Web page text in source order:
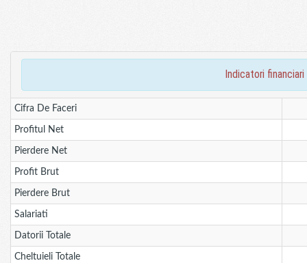
indicatori financiari
Cifra De Faceri
Profitul Net
Pierdere Net
Profit Brut
Pierdere Brut
Salariati
Datorii Totale
Cheltuieli Totale